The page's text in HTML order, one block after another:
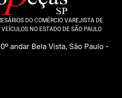
DO COMÉRCIO VAREJISTA DE
NO ESTADO DE SÃO PAULO
andar Bela Vista, São Paulo -